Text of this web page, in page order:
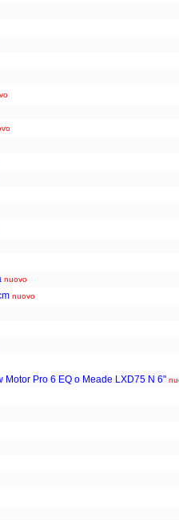
nuovo
nuovo
Pro 6 EQ o Meade LXD75 N 6"